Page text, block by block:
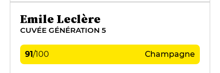
Emile Leclère
CUVÉE GÉNÉRATION 5
91/100 Champagne